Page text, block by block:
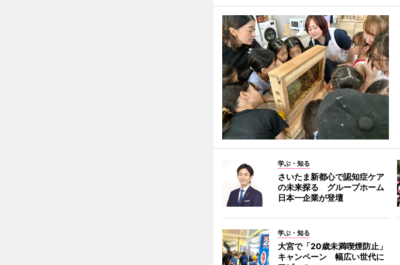
学ぶ・知る
さいたま新都心で認知症ケア
の未来探る グループホーム
日本一企業が登壇
学ぶ・知る
大宮で「20歳未満喫煙防止」
キャンペーン 幅広い世代に